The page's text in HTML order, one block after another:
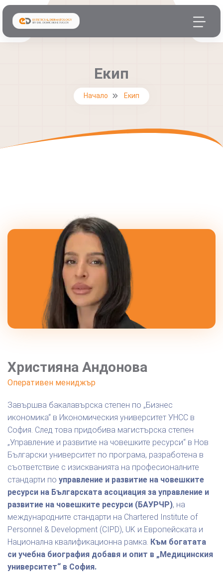
Екип
Начало Екип
Християна Андонова
Оперативен мениджър
Завършва бакалавърска степен по „Бизнес
икономика“ в Икономическия университет УНСС в
София. След това придобива магистърска степен
„Управление и развитие на човешките ресурси“ в Нов
Български университет по програма, разработена в
съответствие с изискванията на професионалните
стандарти по управление и развитие на човешките
ресурси на Българската асоциация за управление и
развитие на човешките ресурси (БАУРЧР), на
международните стандарти на Chartered Institute of
Personnel & Development (CIPD), UK и Европейската и
Национална квалификационна рамка. Към богатата
си учебна биография добавя и опит в „Медицинския
университет“ в София.